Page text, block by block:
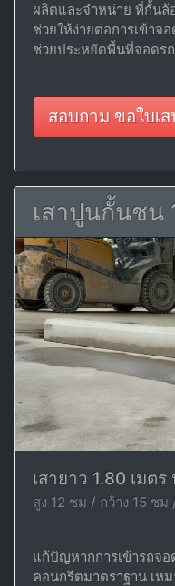
ผลิตและจำหน่าย ที่กั้นล้
ช่วยให้ง่ายต่อการเข้าจ
ช่วยประหยัดพื้นที่จอดร
สอบถาม ขอใบเ
เสาปูนกั้นชน
เสายาว 1.80 เมต
สูง 12 ซม / กว้าง 15 ซม
แก้ปัญหากการเข้ารถจ
คอนกรีตมาตราฐาน เห